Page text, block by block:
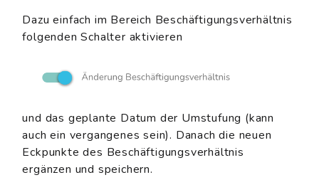
Dazu einfach im Bereich Beschäftigungsverhältnis
folgenden Schalter aktivieren
und das geplante Datum der Umstufung (kann
auch ein vergangenes sein). Danach die neuen
Eckpunkte des Beschäftigungsverhältnis
ergänzen und speichern.